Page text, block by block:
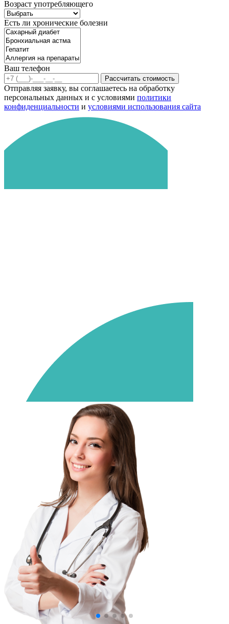
Возраст употребляющего
Есть ли хронические болезни
Ваш телефон
Рассчитать стоимость
Отправляя заявку, вы соглашаетесь на обработку
персональных данных и с условиями политики
конфиденциальности и условиями использования сайта